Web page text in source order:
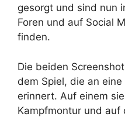
gesorgt und sind nun
Foren und auf Social
finden.
Die beiden
dem Spiel, die an
erinnert. Auf einem
Kampfmontur und auf